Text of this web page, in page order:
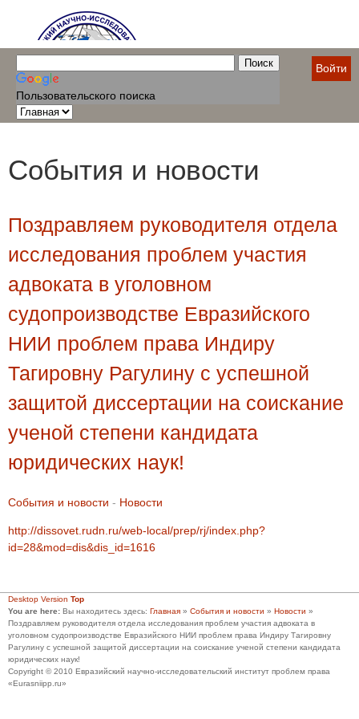
Пользовательского поиска
Войти
События и новости
Поздравляем руководителя отдела
исследования проблем участия
адвоката в уголовном
судопроизводстве Евразийского
НИИ проблем права Индиру
Тагировну Рагулину с успешной
защитой диссертации на соискание
ученой степени кандидата
юридических наук!
События и новости - Новости
http://dissovet.rudn.ru/web-local/prep/rj/index.php?
id=28&mod=dis&dis_id=1616
Desktop Version Top
You are here: Вы находитесь здесь: Главная » События и новости » Новости »
Поздравляем руководителя отдела исследования проблем участия адвоката в
уголовном судопроизводстве Евразийского НИИ проблем права Индиру Тагировну
Рагулину с успешной защитой диссертации на соискание ученой степени кандидата
юридических наук!
Copyright © 2010 Евразийский научно-исследовательский институт проблем права
«Eurasniipp.ru»